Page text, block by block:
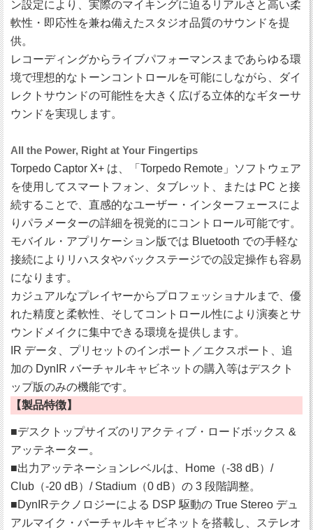
ン設定により、実際のマイキングに迫るリアルさと高い柔
軟性・即応性を兼ね備えたスタジオ品質のサウンドを提
供。
レコーディングからライブパフォーマンスまであらゆる環
境で理想的なトーンコントロールを可能にしながら、ダイ
レクトサウンドの可能性を大きく広げる立体的なギターサ
ウンドを実現します。
All the Power, Right at Your Fingertips
Torpedo Captor X+ は、「Torpedo Remote」ソフトウェア
を使用してスマートフォン、タブレット、または PC と接
続することで、直感的なユーザー・インターフェースによ
りパラメーターの詳細を視覚的にコントロール可能です。
モバイル・アプリケーション版では Bluetooth での手軽な
接続によりリハスタやバックステージでの設定操作も容易
になります。
カジュアルなプレイヤーからプロフェッショナルまで、優
れた精度と柔軟性、そしてコントロール性により演奏とサ
ウンドメイクに集中できる環境を提供します。
IR データ、プリセットのインポート／エクスポート、追
加の DynIR バーチャルキャビネットの購入等はデスクト
ップ版のみの機能です。
【製品特徴】
■デスクトップサイズのリアクティブ・ロードボックス &
アッテネーター。
■出力アッテネーションレベルは、Home（-38 dB）/
Club（-20 dB）/ Stadium（0 dB）の 3 段階調整。
■DynIRテクノロジーによる DSP 駆動の True Stereo デュ
アルマイク・バーチャルキャビネットを搭載し、ステレオ